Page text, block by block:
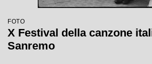
FOTO
X Festival della canzone
Sanremo